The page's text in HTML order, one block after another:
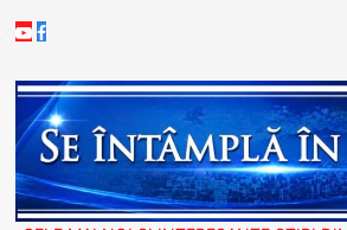
to
Youtube
Facebook